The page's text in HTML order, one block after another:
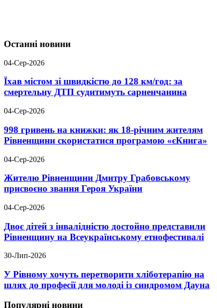
Останні новини
04-Сер-2026
Їхав містом зі швидкістю до 128 км/год: за
смертельну ДТП судитимуть сарненчанина
04-Сер-2026
998 гривень на книжки: як 18-річним жителям
Рівненщини скористатися програмою «єКнига»
04-Сер-2026
Жителю Рівненщини Дмитру Грабовському
присвоєно звання Героя України
04-Сер-2026
Двоє дітей з інвалідністю достойно представили
Рівненщину на Всеукраїнському етнофестивалі
30-Лип-2026
У Рівному хочуть перетворити хліботерапію на
шлях до професії для молоді із синдромом Дауна
Популярні новини